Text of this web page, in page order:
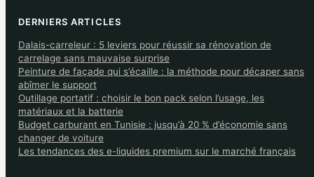
DERNIERS ARTICLES
Dalais-carreleur : 5 leviers pour réussir sa rénovation de
carrelage sans mauvaise surprise
Peinture de façade qui s’écaille : la méthode pour décaper sans
abîmer le support
Outillage portatif : choisir le bon pack selon l’usage, les
matériaux et la batterie
Budget carburant en Tunisie : jusqu’à 20 % d’économie sans
changer de voiture
Les tendances des e-liquides premium sur le marché français